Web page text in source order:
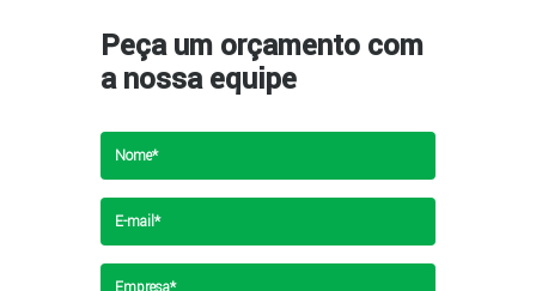
Peça um orçamento com
a nossa equipe